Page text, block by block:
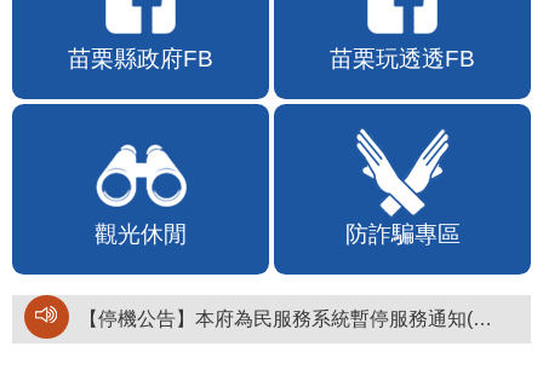
苗栗縣政府FB 苗栗玩透透FB
觀光休閒 防詐騙專區
【停機公告】本府為民服務系統暫停服務通知(停止服務時間：115年8月6日17時至19時)